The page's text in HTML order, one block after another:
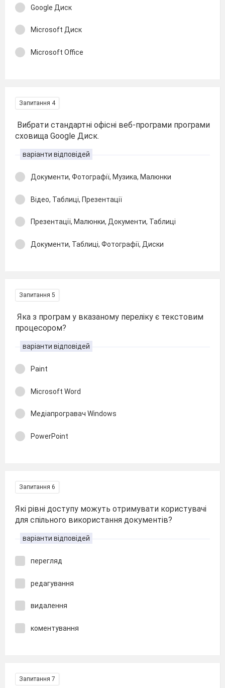
Google Диск
Microsoft Диск
Microsoft Office
Запитання 4
Вибрати стандартні офісні веб-програми програми
сховища Google Диск.
варіанти відповідей
Документи, Фотографії, Музика, Малюнки
Відео, Таблиці, Презентації
Презентації, Малюнки, Документи, Таблиці
Документи, Таблиці, Фотографії, Диски
Запитання 5
Яка з програм у вказаному переліку є текстовим
процесором?
варіанти відповідей
Paint
Microsoft Word
Медіапрогравач Windows
PowerPoint
Запитання 6
Які рівні доступу можуть отримувати користувачі
для спільного використання документів?
варіанти відповідей
перегляд
редагування
видалення
коментування
Запитання 7